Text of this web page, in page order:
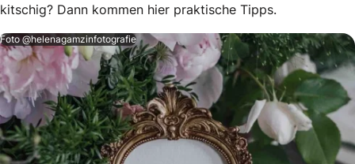
kitschig? Dann kommen hier praktische Tipps.
Foto @helenagamzinfotografie